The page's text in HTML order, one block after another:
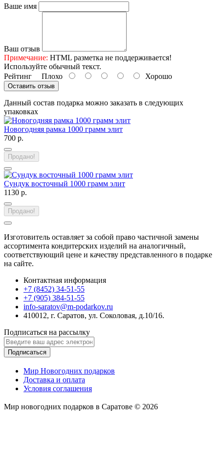
Ваше имя
Ваш отзыв
Примечание: HTML разметка не поддерживается!
Используйте обычный текст.
Рейтинг Плохо Хорошо
Оставить отзыв
Данный состав подарка можно заказать в следующих
упаковках
Новогодняя рамка 1000 грамм элит
700 р.
Продано!
Сундук восточный 1000 грамм элит
1130 р.
Продано!
Изготовитель оставляет за собой право частичной замены
ассортимента кондитерских изделий на аналогичный,
соответствующий цене и качеству представленного в подарке
на сайте.
Контактная информация
+7 (8452) 34-51-55
+7 (905) 384-51-55
info-saratov@m-podarkov.ru
410012, г. Саратов, ул. Соколовая, д.10/16.
Подписаться на рассылку
Подписаться
Мир Новогодних подарков
Доставка и оплата
Условия соглашения
Мир новогодних подарков в Саратове © 2026